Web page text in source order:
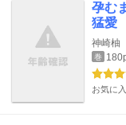
孕む
猛愛
神崎柚
巻
お気に